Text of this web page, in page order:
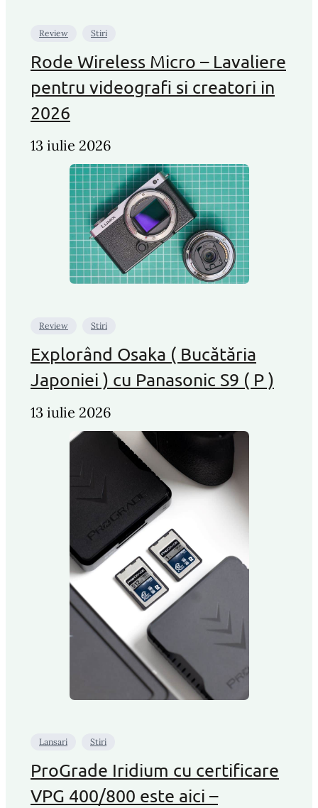
Review Stiri
Rode Wireless Micro – Lavaliere
pentru videografi si creatori in
2026
13 iulie 2026
Review Stiri
Explorând Osaka ( Bucătăria
Japoniei ) cu Panasonic S9 ( P )
13 iulie 2026
Lansari Stiri
ProGrade Iridium cu certificare
VPG 400/800 este aici –